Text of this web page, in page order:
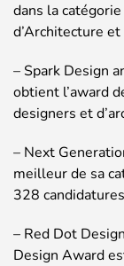
dans la
d’Architecture
– Spark Design
obtient l’award
designers et
– Next
meilleur de sa
328
– Red Dot
Design Award